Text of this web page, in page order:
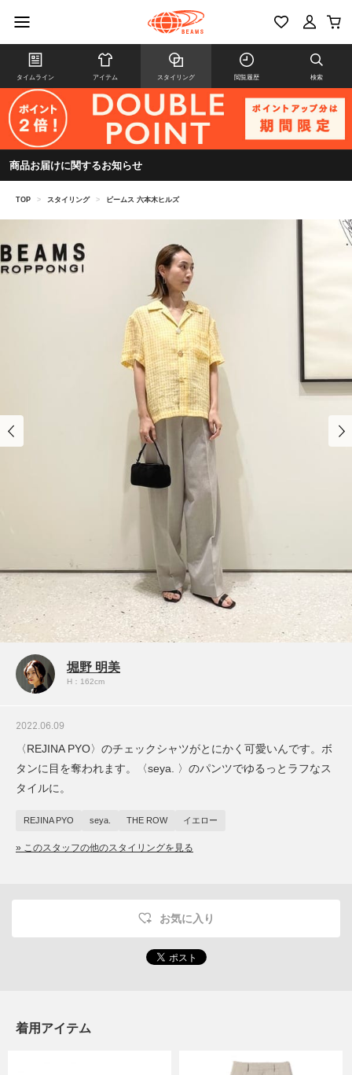
タイムライン アイテム スタイリング 閲覧履歴 検索
商品お届けに関するお知らせ
TOP > スタイリング > ビームス 六本木ヒルズ
堀野 明美
H：162cm
2022.06.09
〈REJINA PYO〉のチェックシャツがとにかく可愛いんです。ボ
タンに目を奪われます。〈seya. 〉のパンツでゆるっとラフなス
タイルに。
REJINA PYO seya. THE ROW イエロー
» このスタッフの他のスタイリングを見る
お気に入り
着用アイテム